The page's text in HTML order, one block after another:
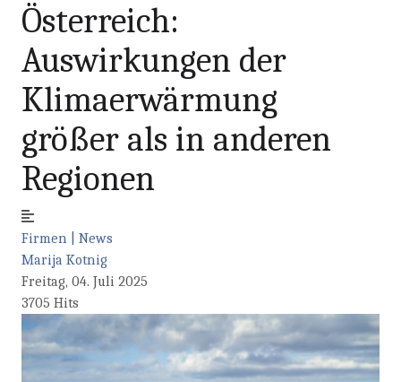
Österreich:
Auswirkungen der
Klimaerwärmung
größer als in anderen
Regionen
Firmen | News
Marija Kotnig
Freitag, 04. Juli 2025
3705 Hits